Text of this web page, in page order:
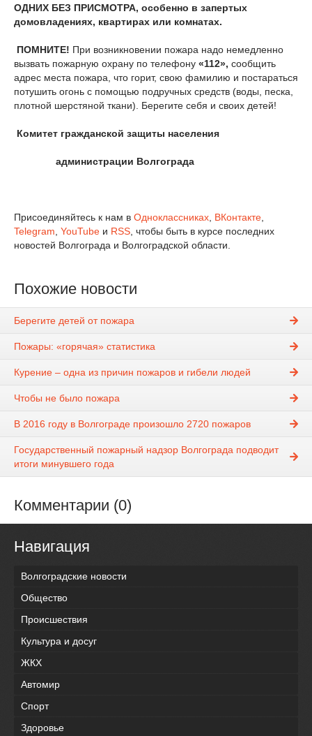
ОДНИХ БЕЗ ПРИСМОТРА, особенно в запертых
домовладениях, квартирах или комнатах.
ПОМНИТЕ! При возникновении пожара надо немедленно
вызвать пожарную охрану по телефону «112», сообщить
адрес места пожара, что горит, свою фамилию и постараться
потушить огонь с помощью подручных средств (воды, песка,
плотной шерстяной ткани). Берегите себя и своих детей!
Комитет гражданской защиты населения
администрации Волгограда
Присоединяйтесь к нам в Одноклассниках ВКонтакте
Telegram YouTube и RSS , чтобы быть в курсе последних
новостей Волгограда и Волгоградской области.
Похожие новости
Берегите детей от пожара
Пожары: «горячая» статистика
Курение – одна из причин пожаров и гибели людей
Чтобы не было пожара
В 2016 году в Волгограде произошло 2720 пожаров
Государственный пожарный надзор Волгограда подводит
итоги минувшего года
Комментарии (0)
Навигация
Волгоградские новости
Общество
Происшествия
Культура и досуг
ЖКХ
Автомир
Спорт
Здоровье